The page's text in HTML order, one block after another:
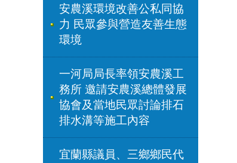
安農溪環境改善公私同協
力 民眾參與營造友善生態
環境
一河局局長率領安農溪工
務所 邀請安農溪總體發展
協會及當地民眾討論排石
排水溝等施工內容
宜蘭縣議員、三鄉鄉民代